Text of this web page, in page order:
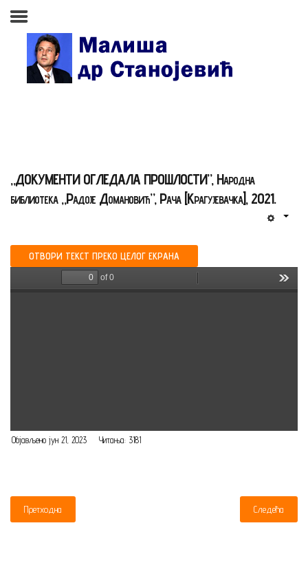
Почетна страна
Изабране студије, чланци,
записи
Сећања, људи, догађаји
Контакт
„ДОКУМЕНТИ ОГЛЕДАЛА ПРОШЛОСТИ”, Народна
библиотека „Радоје Домановић”, Рача [Крагујевачка], 2021.
ОТВОРИ ТЕКСТ ПРЕКО ЦЕЛОГ ЕКРАНА
Објављено јун 21, 2023 Читања: 3181
Претходна Следећа